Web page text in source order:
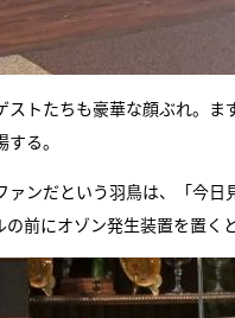
トたちも豪華な顔ぶれ。
する。
ァンだという羽鳥は、「今
前にオゾン発生装置を置く